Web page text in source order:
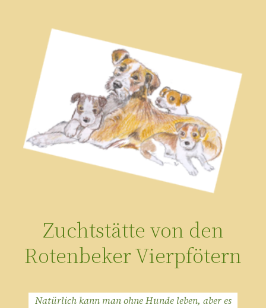
Zuchtstätte von den
Rotenbeker Vierpfötern
Natürlich kann man ohne Hunde leben, aber es